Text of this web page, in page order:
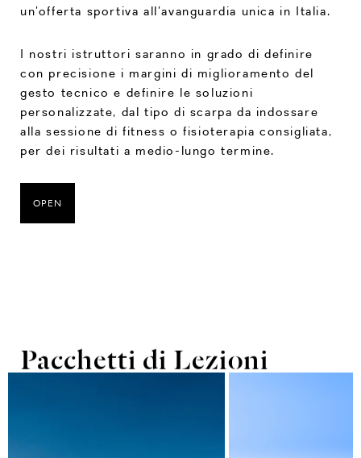
un’offerta sportiva all’avanguardia unica in Italia.
I nostri istruttori saranno in grado di definire
con precisione i margini di miglioramento del
gesto tecnico e definire le soluzioni
personalizzate, dal tipo di scarpa da indossare
alla sessione di fitness o fisioterapia consigliata,
per dei risultati a medio-lungo termine.
OPEN
Trackman
Con la sua straordinaria precisione nel misurare i
Pacchetti di Lezioni